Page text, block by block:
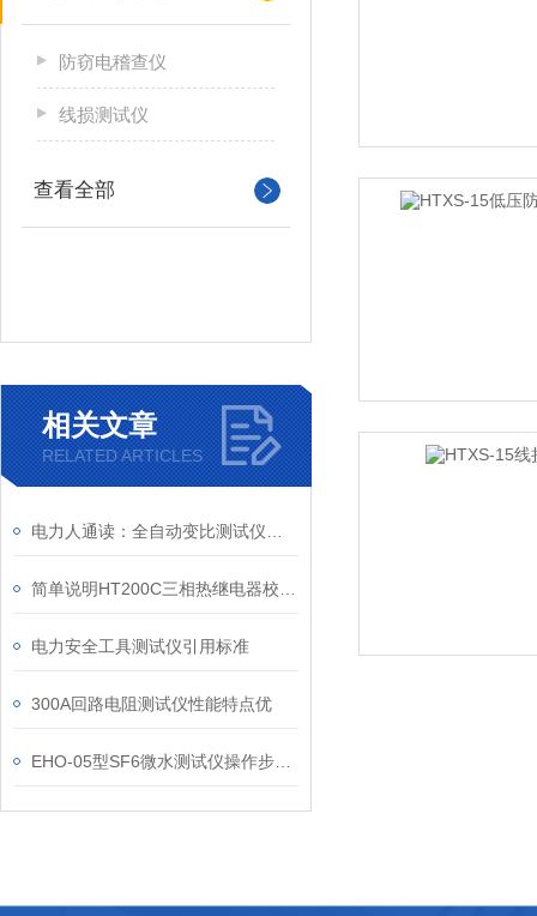
防窃电稽查仪
线损测试仪
查看全部
相关文章
RELATED ARTICLES
电力安全工具测试仪引用标准
300A回路电阻测试仪性能特点优